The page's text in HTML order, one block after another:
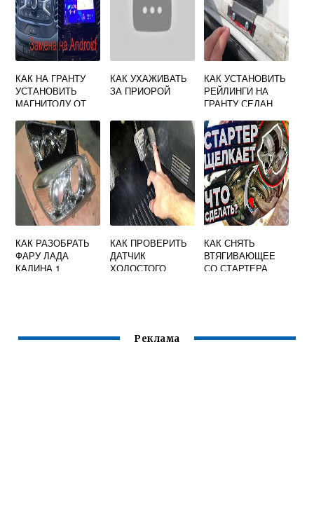
КАК НА ГРАНТУ
УСТАНОВИТЬ
МАГНИТОЛУ ОТ
КАК УХАЖИВАТЬ
ЗА ПРИОРОЙ
КАК УСТАНОВИТЬ
РЕЙЛИНГИ НА
ГРАНТУ СЕДАН
КАК РАЗОБРАТЬ
ФАРУ ЛАДА
КАЛИНА 1
КАК ПРОВЕРИТЬ
ДАТЧИК
ХОЛОСТОГО
КАК СНЯТЬ
ВТЯГИВАЮЩЕЕ
СО СТАРТЕРА
Реклама